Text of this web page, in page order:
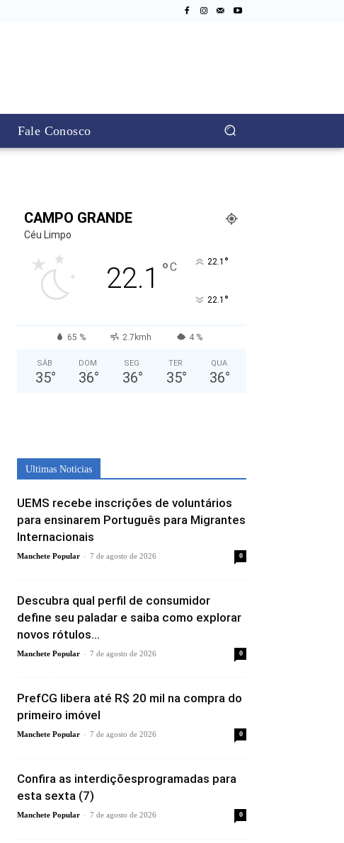
Fale Conosco
CAMPO GRANDE
Céu Limpo
22.1 °C 22.1 °
22.1 °
65 % 2.7kmh 4 %
SÁB
35°
DOM
36°
SEG
36°
TER
35°
QUA
36°
Ultimas Noticias
UEMS recebe inscrições de voluntários
para ensinarem Português para Migrantes
Internacionais
Manchete Popular - 7 de agosto de 2026 0
Descubra qual perfil de consumidor
define seu paladar e saiba como explorar
novos rótulos...
Manchete Popular - 7 de agosto de 2026 0
PrefCG libera até R$ 20 mil na compra do
primeiro imóvel
Manchete Popular - 7 de agosto de 2026 0
Confira as interdiçõesprogramadas para
esta sexta (7)
Manchete Popular - 7 de agosto de 2026 0